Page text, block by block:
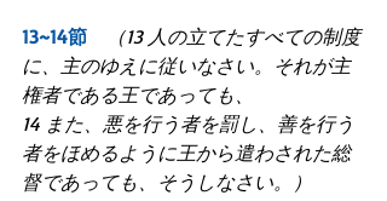
13~14節 （13 人の立てたすべての制度
に、主のゆえに従いなさい。それが主
権者である王であっても、
14 また、悪を行う者を罰し、善を行う
者をほめるように王から遣わされた総
督であっても、そうしなさい。）